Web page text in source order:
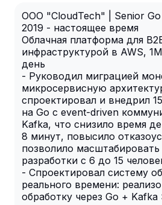
ООО "CloudTech" | Senior
2019 - настоящее время
Облачная платформа для
инфраструктурой в AWS,
день
- Руководил миграцией
микросервисную
спроектировал и внедрил
на Go с event-driven
Kafka, что снизило время
8 минут, повысило
позволило
разработки с 6 до 15
- Спроектировал систему
реального времени:
обработку через Go + Kafka